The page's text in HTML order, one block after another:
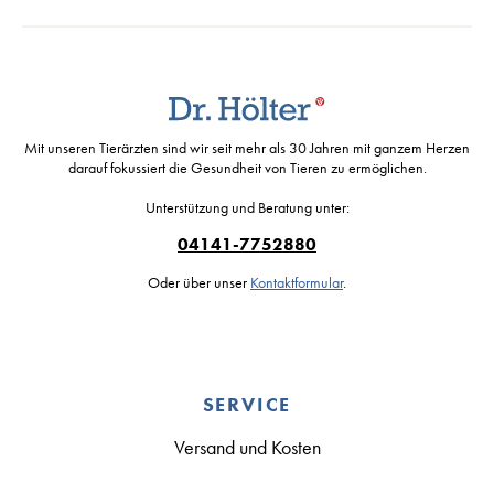
Mit unseren Tierärzten sind wir seit mehr als 30 Jahren mit ganzem Herzen
darauf fokussiert die Gesundheit von Tieren zu ermöglichen.
Unterstützung und Beratung unter:
04141-7752880
Oder über unser Kontaktformular.
SERVICE
Versand und Kosten